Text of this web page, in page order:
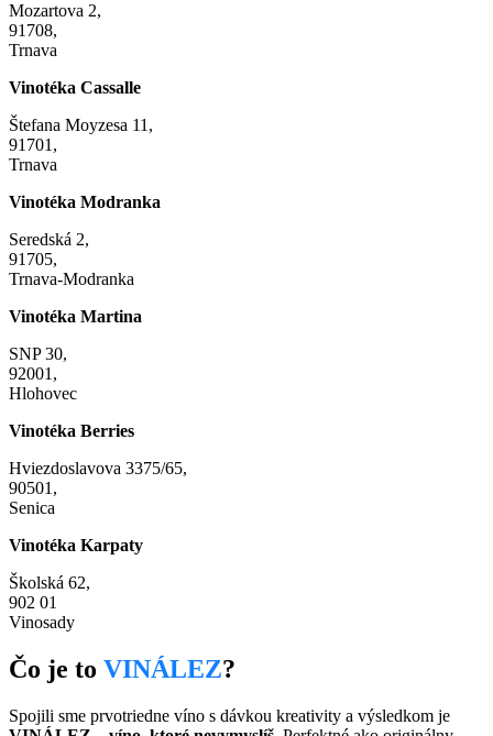
Mozartova 2,
91708,
Trnava
Vinotéka Cassalle
Štefana Moyzesa 11,
91701,
Trnava
Vinotéka Modranka
Seredská 2,
91705,
Trnava-Modranka
Vinotéka Martina
SNP 30,
92001,
Hlohovec
Vinotéka Berries
Hviezdoslavova 3375/65,
90501,
Senica
Vinotéka Karpaty
Školská 62,
902 01
Vinosady
Čo je to VINÁLEZ?
Spojili sme prvotriedne víno s dávkou kreativity a výsledkom je